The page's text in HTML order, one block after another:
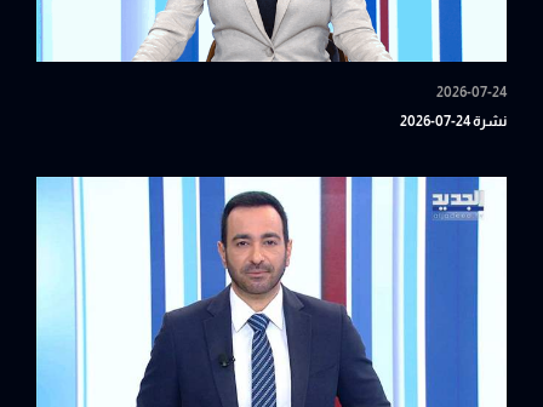
2026-07-24
نشرة 24-07-2026